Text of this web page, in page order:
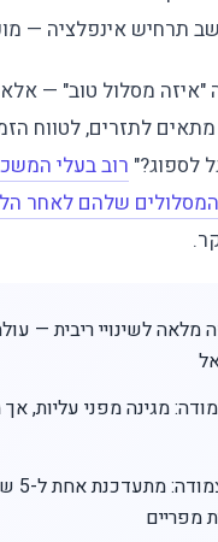
תרחיש אינפלציה —
"איזה מסלול טוב" —
לתזרים, לטווח
לספוג?" רוב בעלי
שלהם לאחר
מלאה לשינויי ריבית —
מגינה מפני עליות,
מפריים